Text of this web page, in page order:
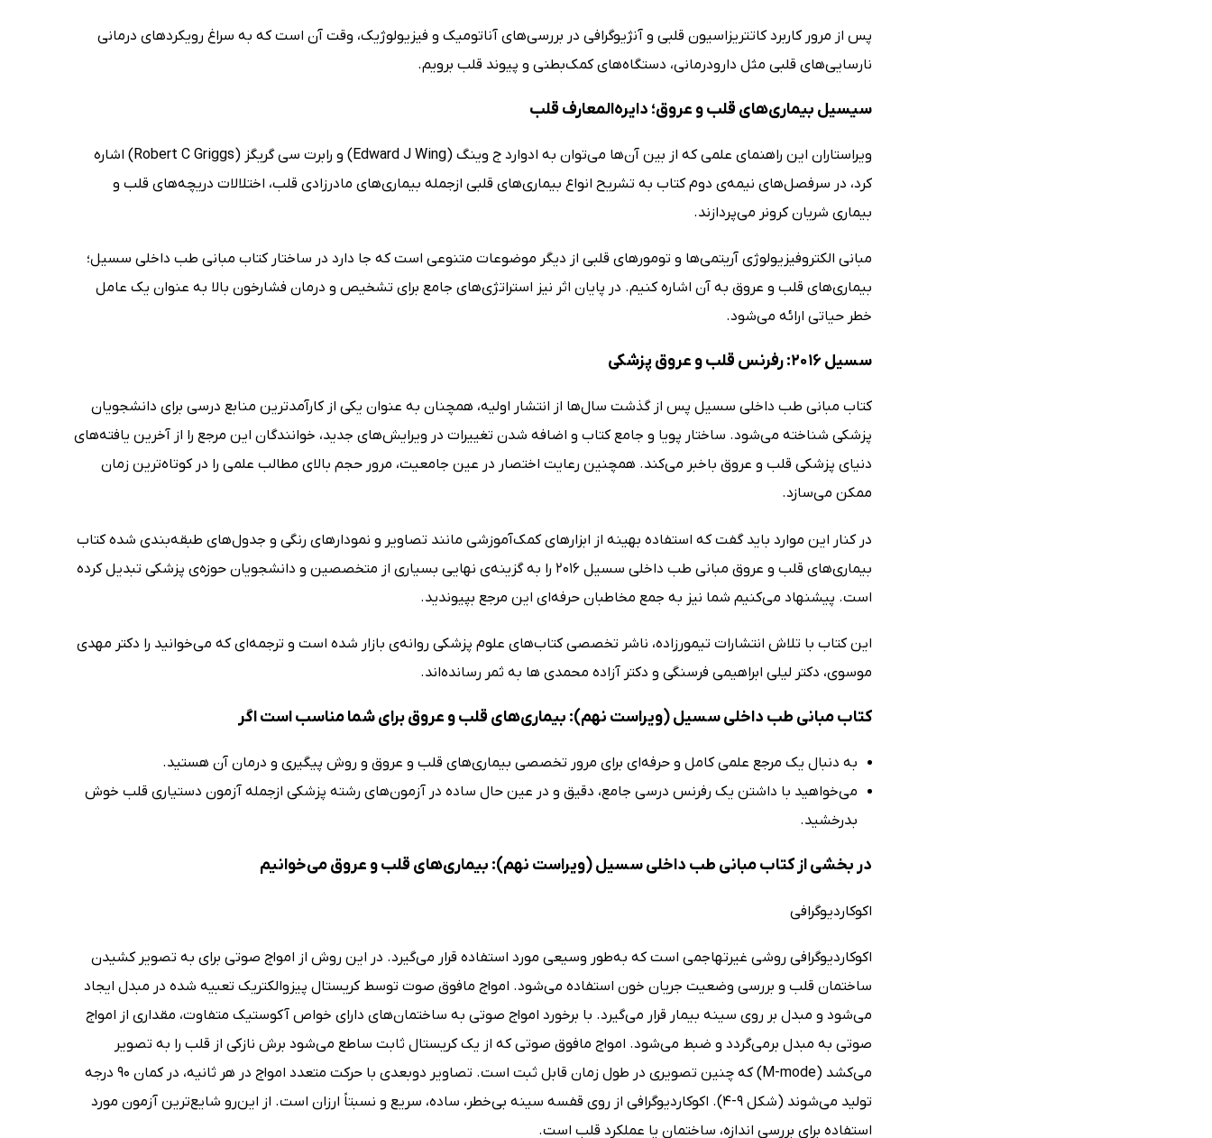
پس از مرور کاربرد کاتتریزاسیون قلبی و آنژیوگرافی در بررسی‌های آناتومیک و فیزیولوژیک، وقت آن است که به سراغ رویکردهای درمانی
نارسایی‌های قلبی مثل دارودرمانی، دستگاه‌های کمک‌بطنی و پیوند قلب برویم.
سیسیل بیماری‌های قلب و عروق؛ دایره‌المعارف قلب
ویراستاران این راهنمای علمی که از بین آن‌ها می‌توان به ادوارد ج وینگ (Edward J Wing) و رابرت سی گریگز (Robert C Griggs) اشاره
کرد، در سرفصل‌های نیمه‌ی دوم کتاب به تشریح انواع بیماری‌های قلبی ازجمله بیماری‌های مادرزادی قلب، اختلالات دریچه‌های قلب و
بیماری شریان کرونر می‌پردازند.
مبانی الکتروفیزیولوژی آریتمی‌ها و تومورهای قلبی از دیگر موضوعات متنوعی است که جا دارد در ساختار کتاب مبانی طب داخلی سسیل؛
بیماری‌های قلب و عروق به آن اشاره کنیم. در پایان اثر نیز استراتژی‌های جامع برای تشخیص و درمان فشارخون بالا به عنوان یک عامل
خطر حیاتی ارائه می‌شود.
سسیل 2016: رفرنس قلب و عروق پزشکی
کتاب مبانی طب داخلی سسیل پس از گذشت سال‌ها از انتشار اولیه، همچنان به عنوان یکی از کارآمدترین منابع درسی برای دانشجویان
پزشکی شناخته می‌شود. ساختار پویا و جامع کتاب و اضافه شدن تغییرات در ویرایش‌های جدید، خوانندگان این مرجع را از آخرین یافته‌های
دنیای پزشکی قلب و عروق باخبر می‌کند. همچنین رعایت اختصار در عین جامعیت، مرور حجم بالای مطالب علمی را در کوتاه‌ترین زمان
ممکن می‌سازد.
در کنار این موارد باید گفت که استفاده بهینه از ابزارهای کمک‌آموزشی مانند تصاویر و نمودارهای رنگی و جدول‌های طبقه‌بندی شده کتاب
بیماری‌های قلب و عروق مبانی طب داخلی سسیل 2016 را به گزینه‌ی نهایی بسیاری از متخصصین و دانشجویان حوزه‌ی پزشکی تبدیل کرده
است. پیشنهاد می‌کنیم شما نیز به جمع مخاطبان حرفه‌ای این مرجع بپیوندید.
این کتاب با تلاش انتشارات تیمورزاده، ناشر تخصصی کتاب‌های علوم پزشکی روانه‌ی بازار شده است و ترجمه‌ای که می‌خوانید را دکتر مهدی
موسوی، دکتر لیلی ابراهیمی فرسنگی و دکتر آزاده محمدی ها به ثمر رسانده‌اند.
کتاب مبانی طب داخلی سسیل (ویراست نهم): بیماری‌های قلب و عروق برای شما مناسب است اگر
به دنبال یک مرجع علمی کامل و حرفه‌ای برای مرور تخصصی بیماری‌های قلب و عروق و روش پیگیری و درمان آن هستید.
می‌خواهید با داشتن یک رفرنس درسی جامع، دقیق و در عین حال ساده در آزمون‌های رشته پزشکی ازجمله آزمون دستیاری قلب خوش
بدرخشید.
در بخشی از کتاب مبانی طب داخلی سسیل (ویراست نهم): بیماری‌های قلب و عروق می‌خوانیم
اکوکاردیوگرافی
اکوکاردیوگرافی روشی غیرتهاجمی است که به‌طور وسیعی مورد استفاده قرار می‌گیرد. در این روش از امواج صوتی برای به تصویر کشیدن
ساختمان قلب و بررسی وضعیت جریان خون استفاده می‌شود. امواج مافوق صوت توسط کریستال پیزوالکتریک تعبیه شده در مبدل ایجاد
می‌شود و مبدل بر روی سینه بیمار قرار می‌گیرد. با برخورد امواج صوتی به ساختمان‌های دارای خواص آکوستیک متفاوت، مقداری از امواج
صوتی به مبدل برمی‌گردد و ضبط می‌شود. امواج مافوق صوتی که از یک کریستال ثابت ساطع می‌شود برش نازکی از قلب را به تصویر
می‌کشد (M-mode) که چنین تصویری در طول زمان قابل ثبت است. تصاویر دوبعدی با حرکت متعدد امواج در هر ثانیه، در کمان 90 درجه
تولید می‌شوند (شکل 9-4). اکوکاردیوگرافی از روی قفسه سینه بی‌خطر، ساده، سریع و نسبتاً ارزان است. از این‌رو شایع‌ترین آزمون مورد
استفاده برای بررسی اندازه، ساختمان یا عملکرد قلب است.